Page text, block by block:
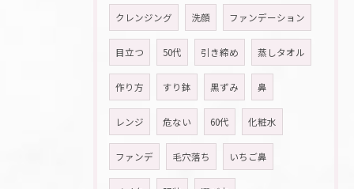
クレンジング 洗顔 ファンデーション
目立つ 50代 引き締め 蒸しタオル
作り方 すり鉢 黒ずみ 鼻
レンジ 危ない 60代 化粧水
ファンデ 毛穴落ち いちご鼻